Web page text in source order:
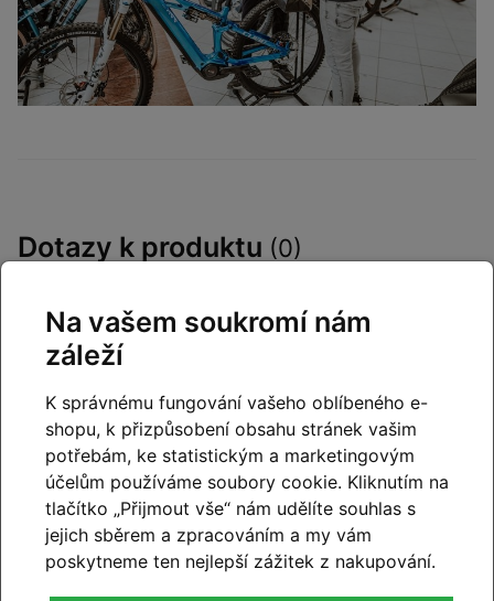
Dotazy k produktu (0)
Máte otázky k produktu:Celoodpružené kolo
ORBEA OIZ M11-AXS Coral-Black 2022
Zeptejte se.
Napište dotaz
Hodnocení produktu
Na vašem soukromí nám
záleží
K správnému fungování vašeho oblíbeného e-
shopu, k přizpůsobení obsahu stránek vašim
potřebám, ke statistickým a marketingovým
účelům používáme soubory cookie. Kliknutím na
tlačítko „Přijmout vše“ nám udělíte souhlas s
jejich sběrem a zpracováním a my vám
poskytneme ten nejlepší zážitek z nakupování.